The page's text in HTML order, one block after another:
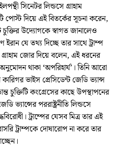
সিনেটর লিন্ডসে গ্রাহাম
দিয়ে এই বিতর্কের সূচনা করেন,
চুক্তির উদ্যোগকে স্বাগত জানালেও
ইরান যে তথ্য দিচ্ছে তার সাথে ট্রাম্প
জোর দিয়ে বলেন, এই ধরনের
থাকা ‘অপরিহার্য’। তিনি আরো
ভাইস প্রেসিডেন্ট জেডি ভ্যান্স
কংগ্রেসের কাছে উপস্থাপনের
ভ্যান্সের পররাষ্ট্রনীতি লিন্ডসে
ট্রাম্পের যেসব মিত্র তার এই
ট্রাম্পকে দোষারোপ না করে তার